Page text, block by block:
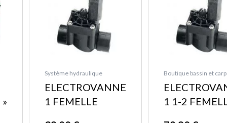
Système hydraulique
ELECTROVANNE
1 FEMELLE
Boutique bassin et
1 1-2